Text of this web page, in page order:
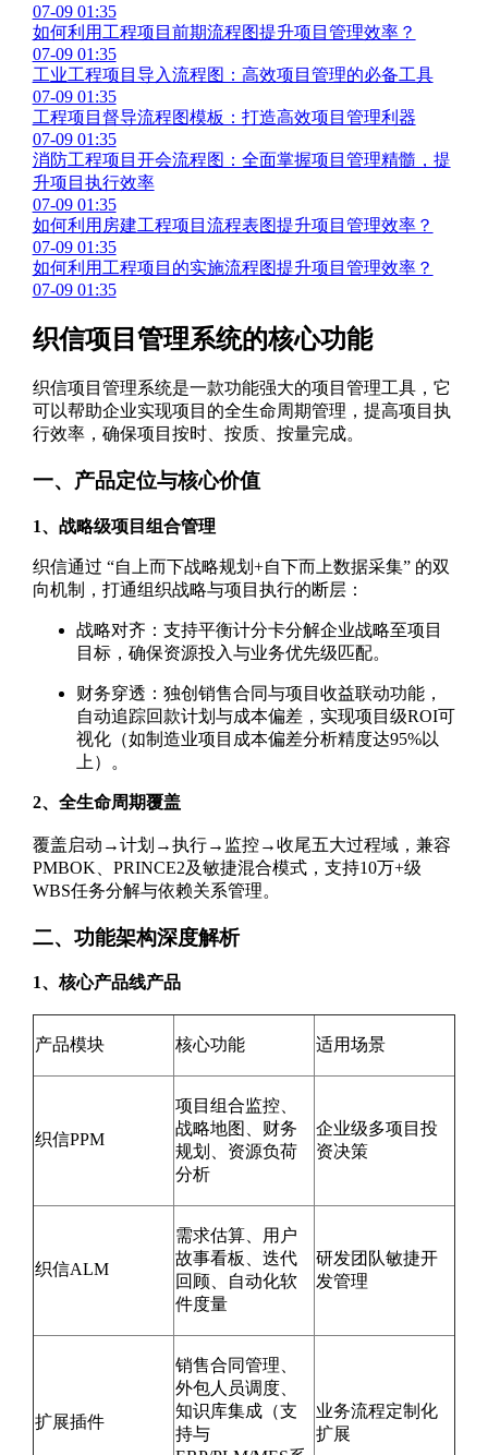
07-09 01:35
如何利用工程项目前期流程图提升项目管理效率？
07-09 01:35
工业工程项目导入流程图：高效项目管理的必备工具
07-09 01:35
工程项目督导流程图模板：打造高效项目管理利器
07-09 01:35
消防工程项目开会流程图：全面掌握项目管理精髓，提
升项目执行效率
07-09 01:35
如何利用房建工程项目流程表图提升项目管理效率？
07-09 01:35
如何利用工程项目的实施流程图提升项目管理效率？
07-09 01:35
织信项目管理系统的核心功能
织信项目管理系统是一款功能强大的项目管理工具，它
可以帮助企业实现项目的全生命周期管理，提高项目执
行效率，确保项目按时、按质、按量完成。
一、产品定位与核心价值
1、战略级项目组合管理
织信通过 “自上而下战略规划+自下而上数据采集” 的双
向机制，打通组织战略与项目执行的断层：
战略对齐：支持平衡计分卡分解企业战略至项目
目标，确保资源投入与业务优先级匹配。
财务穿透：独创销售合同与项目收益联动功能，
自动追踪回款计划与成本偏差，实现项目级ROI可
视化（如制造业项目成本偏差分析精度达95%以
上）。
2、全生命周期覆盖
覆盖启动→计划→执行→监控→收尾五大过程域，兼容
PMBOK、PRINCE2及敏捷混合模式，支持10万+级
WBS任务分解与依赖关系管理。
二、功能架构深度解析
1、核心产品线产品
产品模块 核心功能 适用场景
织信PPM
项目组合监控、
战略地图、财务
规划、资源负荷
分析
企业级多项目投
资决策
织信ALM
需求估算、用户
故事看板、迭代
回顾、自动化软
件度量
研发团队敏捷开
发管理
扩展插件
销售合同管理、
外包人员调度、
知识库集成（支
持与
业务流程定制化
扩展